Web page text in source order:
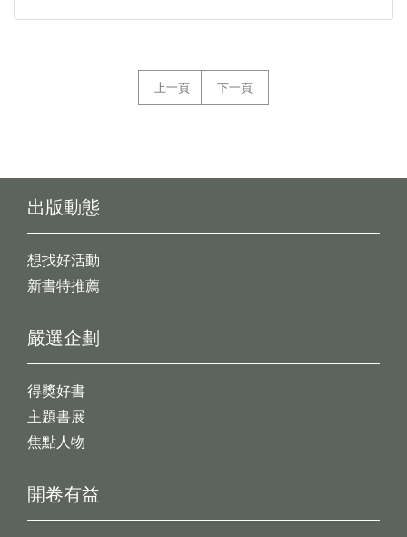
上一頁 下一頁
出版動態
想找好活動
新書特推薦
開卷有益
嚴選企劃
得獎好書
主題書展
焦點人物